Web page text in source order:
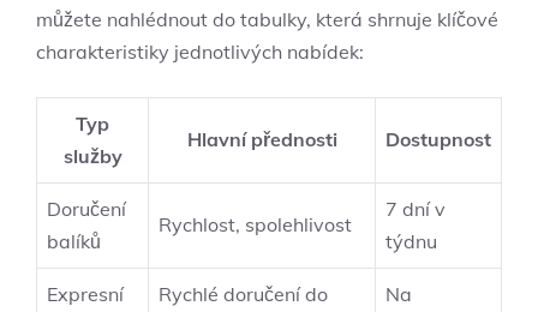
můžete nahlédnout do tabulky, která shrnuje klíčové
charakteristiky jednotlivých nabídek:
Typ
služby
Hlavní přednosti Dostupnost
Doručení
balíků
Rychlost, spolehlivost
7 dní v
týdnu
Expresní
Rychlé doručení do
Na